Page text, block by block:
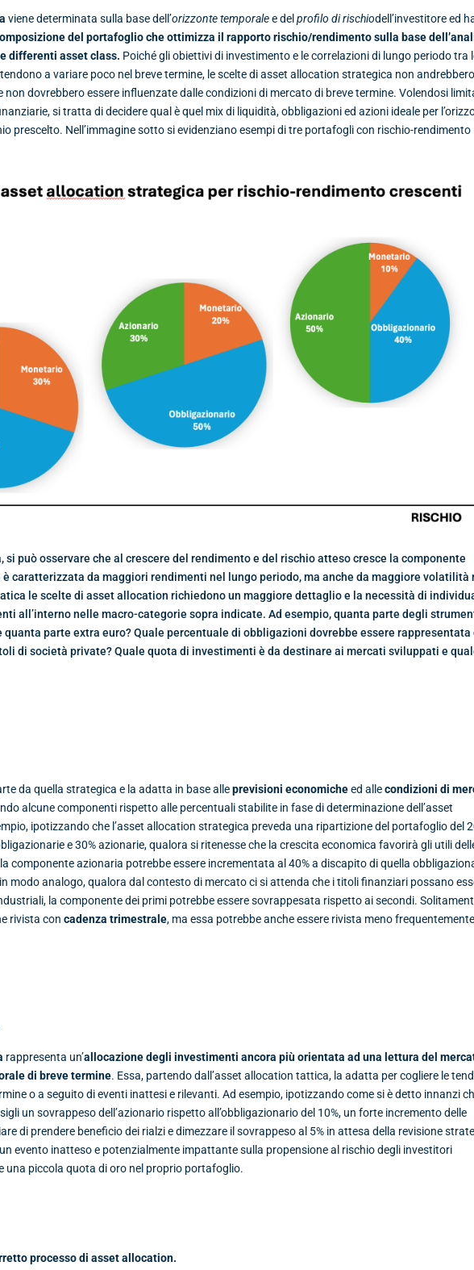
viene determinata sulla base dell’orizzonte temporalee delprofilo di rischiodell’investitore ed
del portafoglio che ottimizza il rapporto rischio/rendimento sulla base
differenti asset class. Poiché gli obiettivi di investimento e le correlazioni di lungo periodo tra
a variare poco nel breve termine, le scelte di asset allocation strategica non andrebbero
dovrebbero essere influenzate dalle condizioni di mercato di breve termine. Volendosi
si tratta di decidere qual è quel mix di liquidità, obbligazioni ed azioni ideale per
prescelto. Nell’immagine sotto si evidenziano esempi di tre portafogli con rischio-rendimento
si può osservare che al crescere del rendimento e del rischio atteso cresce la componente
caratterizzata da maggiori rendimenti nel lungo periodo, ma anche da maggiore volatilità
le scelte di asset allocation richiedono un maggiore dettaglio e la necessità di
all’interno nelle macro-categorie sopra indicate. Ad esempio, quanta parte degli
quanta parte extra euro? Quale percentuale di obbligazioni dovrebbe essere rappresentata
di società private? Quale quota di investimenti è da destinare ai mercati sviluppati e
da quella strategica e la adatta in base alleprevisioni economicheed allecondizioni di
alcune componenti rispetto alle percentuali stabilite in fase di determinazione dell’asset
ipotizzando che l’asset allocation strategica preveda una ripartizione del portafoglio del
e 30% azionarie, qualora si ritenesse che la crescita economica favorirà gli utili
componente azionaria potrebbe essere incrementata al 40% a discapito di quella
modo analogo, qualora dal contesto di mercato ci si attenda che i titoli finanziari possano
la componente dei primi potrebbe essere sovrappesata rispetto ai secondi.
rivista concadenza trimestrale, ma essa potrebbe anche essere rivista meno
rappresenta un’allocazione degli investimenti ancora più orientata ad una lettura del
di breve termine. Essa, partendo dall’asset allocation tattica, la adatta per cogliere le
o a seguito di eventi inattesi e rilevanti. Ad esempio, ipotizzando come si è detto innanzi
un sovrappeso dell’azionario rispetto all’obbligazionario del 10%, un forte incremento delle
di prendere beneficio dei rialzi e dimezzare il sovrappeso al 5% in attesa della revisione
evento inatteso e potenzialmente impattante sulla propensione al rischio degli investitori
una piccola quota di oro nel proprio portafoglio.
processo di asset allocation.